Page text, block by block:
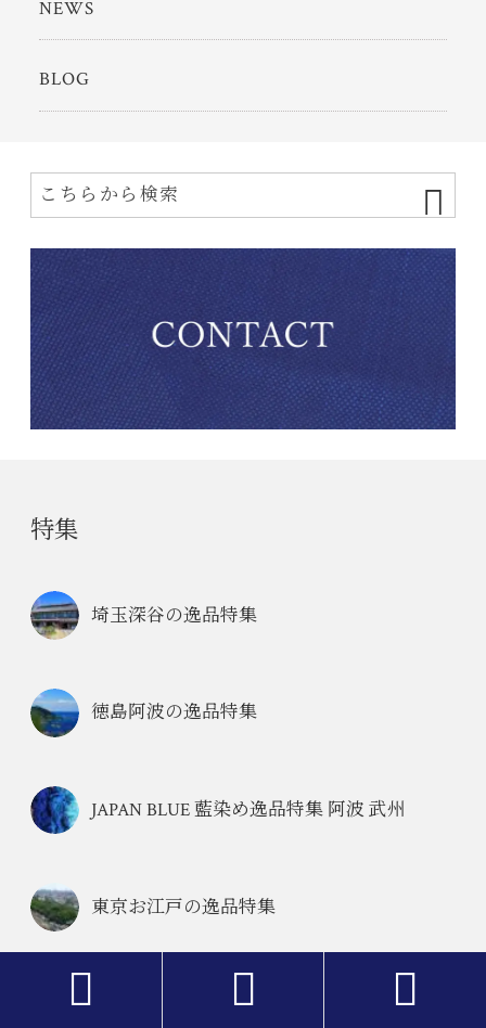
NEWS
BLOG
特集
埼玉深谷の逸品特集
徳島阿波の逸品特集
JAPAN BLUE 藍染め逸品特集 阿波 武州
東京お江戸の逸品特集
  